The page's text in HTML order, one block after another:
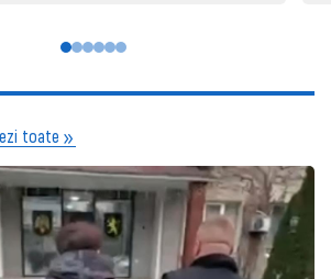
toate